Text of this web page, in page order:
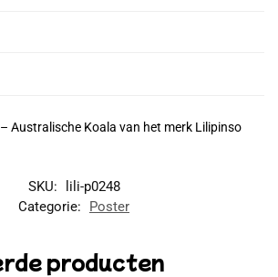
Australische Koala van het merk Lilipinso
SKU:
lili-p0248
Categorie:
Poster
producten